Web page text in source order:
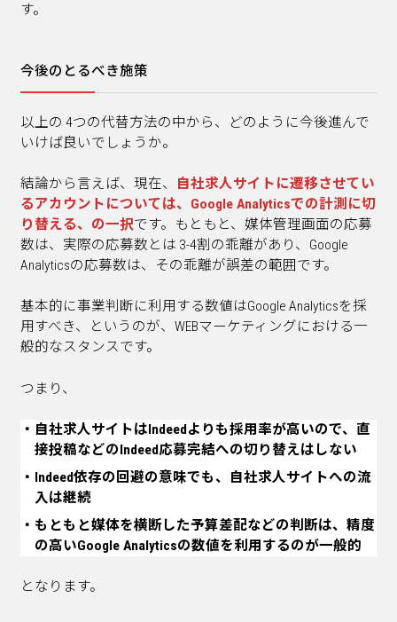
す。
今後のとるべき施策
以上の 4つの代替方法の中から、どのように今後進んで
いけば良いでしょうか。
結論から言えば、現在、 自社求人サイトに遷移させてい
るアカウントについては、Google Analyticsでの計測に切
り替える、の一択です。もともと、媒体管理画面の応募
数は、実際の応募数とは 3-4割の乖離があり、Google
Analyticsの応募数は、その乖離が誤差の範囲です。
基本的に事業判断に利用する数値はGoogle Analyticsを採
用すべき、というのが、WEBマーケティングにおける一
般的なスタンスです。
つまり、
自社求人サイトはIndeedよりも採用率が高いので、直
接投稿などのIndeed応募完結への切り替えはしない
Indeed依存の回避の意味でも、自社求人サイトへの流
入は継続
もともと媒体を横断した予算差配などの判断は、精度
の高いGoogle Analyticsの数値を利用するのが一般的
となります。